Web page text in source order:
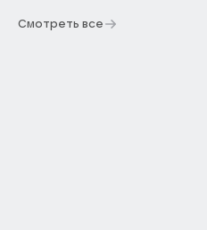
Смотреть все